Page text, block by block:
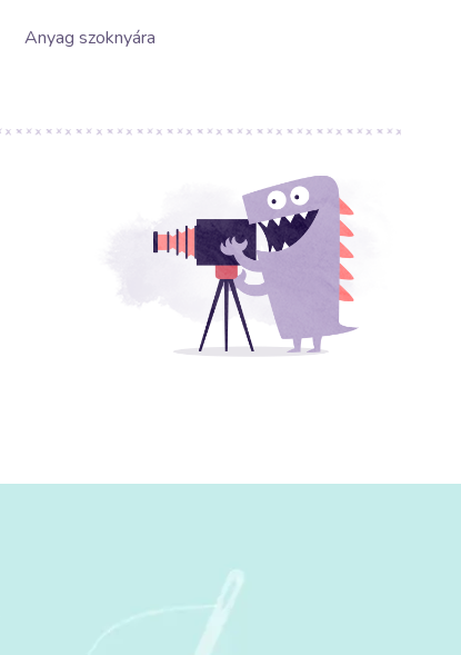
Anyag szoknyára